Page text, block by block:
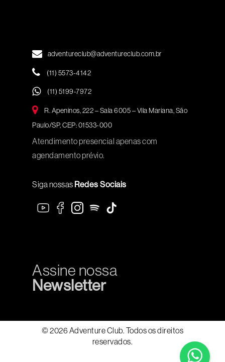
adventureclub@adventureclub.com.br
(11) 5573-4142
(11) 5199-7972
R. Apeninos, 222 – Sala 6005 – Vila Mariana, São
Paulo/SP, CEP: 01533-000
Atendimento presencial apenas com
agendamento prévio.
Siga nossas Redes Sociais
Assine nossa
Newsletter
© 2026 Adventure Club. Todos os direitos
reservados.